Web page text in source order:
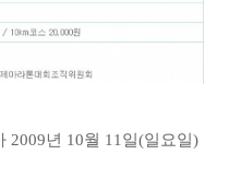
2009년 10월 11일(일요일)